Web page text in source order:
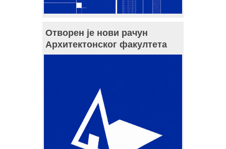
Отворен је нови рачун
Архитектонског факултета